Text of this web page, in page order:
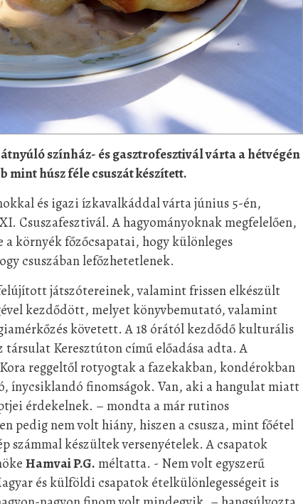
színház- és gasztrofesztivál várta a hétvégén
mint húsz féle csuszát készített.
és igazi ízkavalkáddal várta június 5-én,
Csuszafesztivál. A hagyományoknak megfelelően,
környék főzőcsapatai, hogy különleges
csuszában lefőzhetetlenek.
játszótereinek, valamint frissen elkészült
kezdődött, melyet könyvbemutató, valamint
követett. A 18 órától kezdődő kulturális
társulat Keresztúton című előadása adta. A
reggeltől rotyogtak a fazekakban, kondérokban
ínycsiklandó finomságok. Van, aki a hangulat miatt
érdekelnek. – mondta a már rutinos
pedig nem volt hiány, hiszen a csusza, mint főétel
számmal készültek versenyételek. A csapatok
Hamvai P.G. méltatta. - Nem volt egyszerű
és külföldi csapatok ételkülönlegességeit is